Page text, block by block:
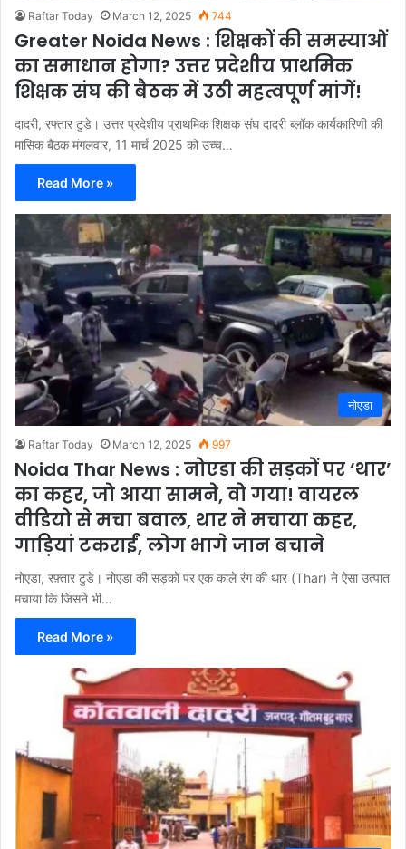
Raftar Today March 12, 2025 744
Greater Noida News : शिक्षकों की समस्याओं
का समाधान होगा? उत्तर प्रदेशीय प्राथमिक
शिक्षक संघ की बैठक में उठी महत्वपूर्ण मांगें!
दादरी, रफ्तार टुडे। उत्तर प्रदेशीय प्राथमिक शिक्षक संघ दादरी ब्लॉक कार्यकारिणी की
मासिक बैठक मंगलवार, 11 मार्च 2025 को उच्च…
Read More »
नोएडा
Raftar Today March 12, 2025 997
Noida Thar News : नोएडा की सड़कों पर ‘थार’
का कहर, जो आया सामने, वो गया! वायरल
वीडियो से मचा बवाल, थार ने मचाया कहर,
गाड़ियां टकराईं, लोग भागे जान बचाने
नोएडा, रफ़्तार टुडे। नोएडा की सड़कों पर एक काले रंग की थार (Thar) ने ऐसा उत्पात
मचाया कि जिसने भी…
Read More »